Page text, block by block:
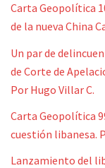
Carta Geopolítica
de la nueva China
Un par de
de Corte de
Por Hugo Villar C.
Carta Geopolítica
cuestión libanesa.
Lanzamiento del